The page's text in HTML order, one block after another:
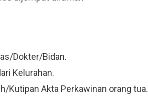
Dokter/Bidan.
Kelurahan.
Kutipan Akta Perkawinan orang tua.